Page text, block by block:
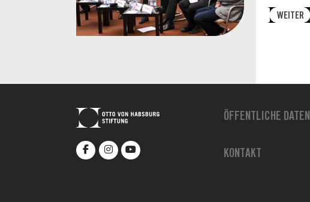
WEITER
ÖFFENTLICHE DATEN
KONTAKT